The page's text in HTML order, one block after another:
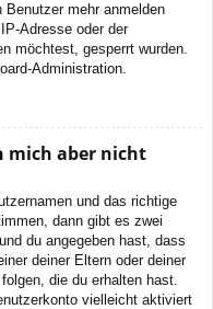
mehr anmelden
Adresse oder der
möchtest, gesperrt wurden.
Administration.
mich aber nicht
und das richtige
dann gibt es zwei
du angegeben hast, dass
deiner Eltern oder deiner
die du erhalten hast.
vielleicht aktiviert